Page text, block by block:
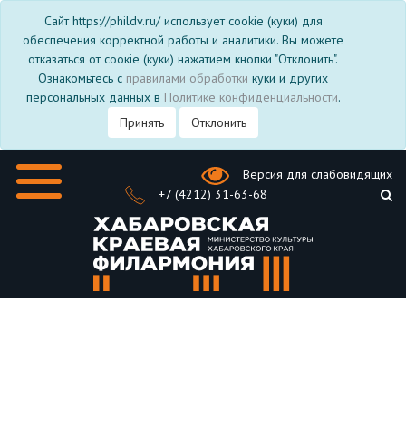
Сайт https://phildv.ru/ использует cookie (куки) для
обеспечения корректной работы и аналитики. Вы можете
отказаться от соокіе (куки) нажатием кнопки "Отклонить".
Ознакомьтесь с правилами обработки куки и других
персональных данных в Политике конфиденциальности.
Принять
Отклонить
Версия для слабовидящих
+7 (4212) 31-63-68